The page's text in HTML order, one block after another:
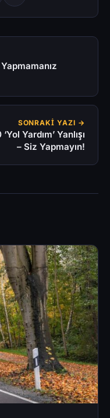
SONRAKI YAZI →
Yardım’ Yanlışı
– Siz Yapmayın!